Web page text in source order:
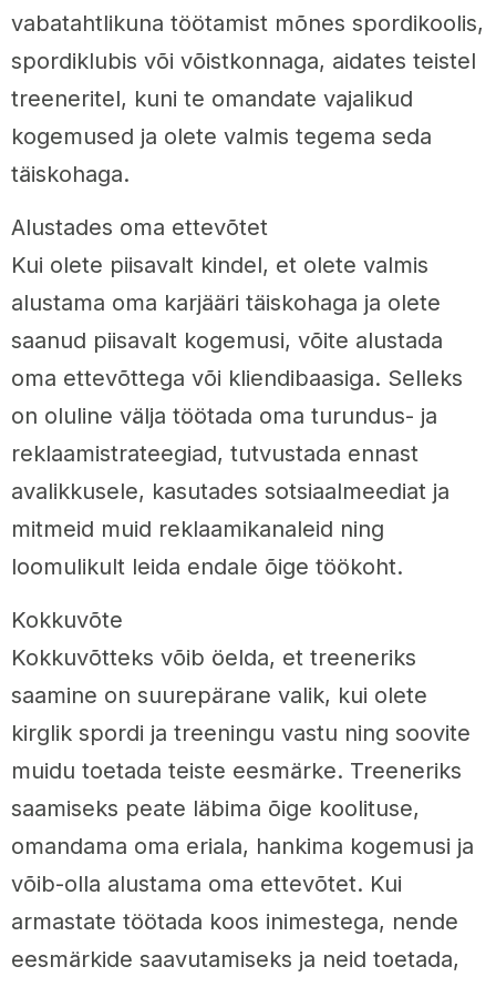
vabatahtlikuna töötamist mõnes spordikoolis,
spordiklubis või võistkonnaga, aidates teistel
treeneritel, kuni te omandate vajalikud
kogemused ja olete valmis tegema seda
täiskohaga.
Alustades oma ettevõtet
Kui olete piisavalt kindel, et olete valmis
alustama oma karjääri täiskohaga ja olete
saanud piisavalt kogemusi, võite alustada
oma ettevõttega või kliendibaasiga. Selleks
on oluline välja töötada oma turundus- ja
reklaamistrateegiad, tutvustada ennast
avalikkusele, kasutades sotsiaalmeediat ja
mitmeid muid reklaamikanaleid ning
loomulikult leida endale õige töökoht.
Kokkuvõte
Kokkuvõtteks võib öelda, et treeneriks
saamine on suurepärane valik, kui olete
kirglik spordi ja treeningu vastu ning soovite
muidu toetada teiste eesmärke. Treeneriks
saamiseks peate läbima õige koolituse,
omandama oma eriala, hankima kogemusi ja
võib-olla alustama oma ettevõtet. Kui
armastate töötada koos inimestega, nende
eesmärkide saavutamiseks ja neid toetada,